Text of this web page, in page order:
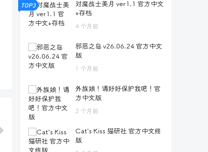
TOP3
对魔战士美月 ver1.1 官方中文
+存档
4 个月前
邪恶之岛 v26.06.24 官方中文
版
1 个月前
外族娘！请好好保护我吧！官
方中文版
3 个月前
Cat’s Kiss 猫研社 官方中文终
版